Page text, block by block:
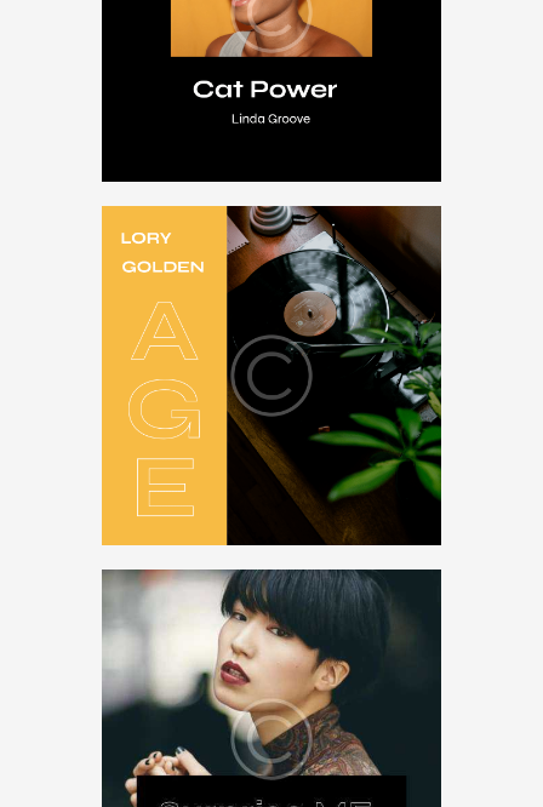
out of 5
95
Music , Radio
Golden Age
$18.95
Music,Songs,vinyl
Surprise Me
18.99